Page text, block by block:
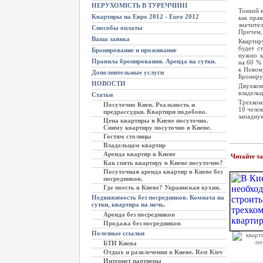
НЕРУХОМІСТЬ В ТУРЕЧЧИНІ
Квартиры на Евро 2012 - Euro 2012
Способы оплаты
Ваша заявка
Бронирование и проживание
Правила бронирования. Аренда на сутки.
Дополнительные услуги
НОВОСТИ
Статьи
Посуточно Киев. Реальность и
предрассудки. Квартири подобово.
Цена квартиры в Киеве посуточно.
Сниму квартиру посуточно в Киеве.
Гостям столицы
Владельцам квартир
Аренда квартир в Киеве
Как снять квартиру в Киеве посуточно?
Посуточная аренда квартир в Киеве без
посредников.
Где поесть в Киеве? Украинская кухня.
Недвижимость без посредников. Комната на
сутки, квартира на ночь.
Аренда без посредников
Продажа без посредников
Полезные ссылки
БТИ Киева
Отдых и развлечения в Киеве. Rest Kiev
Интернет партнеры
Тонкий
как
Причем,
будет
нужно
на 60 %
к
10
Читайте